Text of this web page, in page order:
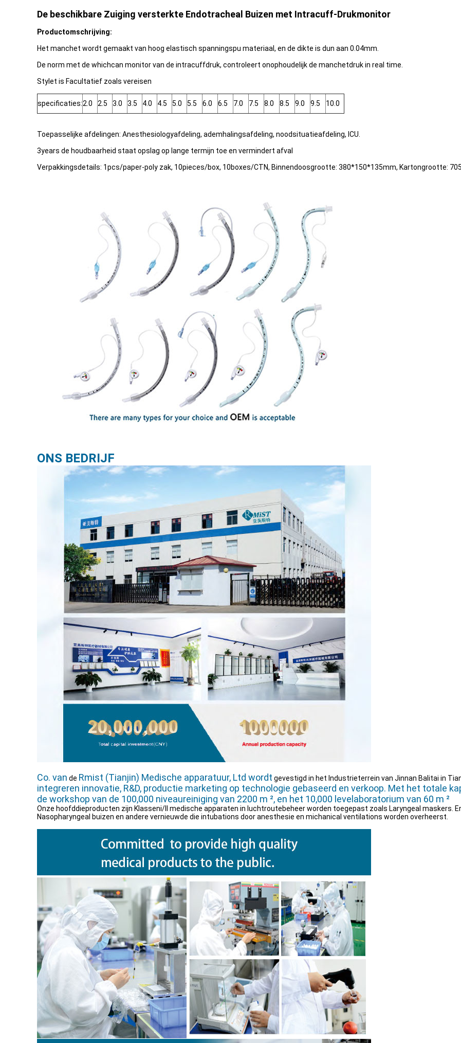
De beschikbare Zuiging versterkte Endotracheal Buizen met Intracuff-Drukmonitor
Productomschrijving:
Het manchet wordt gemaakt van hoog elastisch spanningspu materiaal, en de dikte is dun aan 0.04mm.
De norm met de whichcan monitor van de intracuffdruk, controleert onophoudelijk de manchetdruk in real time.
Stylet is Facultatief zoals vereisen
specificaties:2.0 2.5 3.0 3.5 4.0 4.5 5.0 5.5 6.0 6.5 7.0 7.5 8.0 8.5 9.0 9.5 10.0
Toepasselijke afdelingen: Anesthesiologyafdeling, ademhalingsafdeling, noodsituatieafdeling, ICU.
3years de houdbaarheid staat opslag op lange termijn toe en vermindert afval
Verpakkingsdetails: 1pcs/paper-poly zak, 10pieces/box, 10boxes/CTN, Binnendoosgrootte: 380*150*135mm, Kartongrootte:
ONS BEDRIJF
Co. van de Rmist (Tianjin) Medische apparatuur, Ltd wordt gevestigd in het Industrieterrein van Jinnan Balitai in
integreren innovatie, R&D, productie marketing op technologie gebaseerd en verkoop. Met het totale
de workshop van de 100,000 niveaureiniging van 2200 m ², en het 10,000 levelaboratorium van 60 m ²
Onze hoofddieproducten zijn Klasseni/ll medische apparaten in luchtroutebeheer worden toegepast zoals Laryngeal maskers.
Nasopharyngeal buizen en andere vernieuwde die intubations door anesthesie en michanical ventilations worden overheerst.